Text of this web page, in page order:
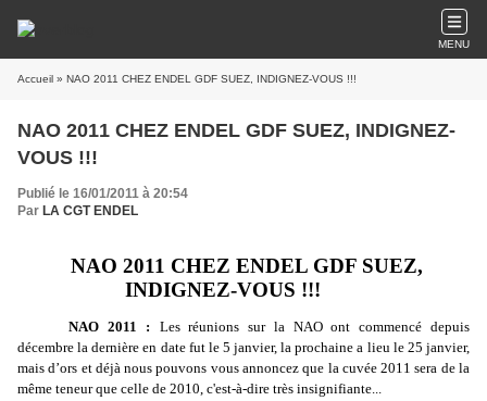
MENU
Accueil » NAO 2011 CHEZ ENDEL GDF SUEZ, INDIGNEZ-VOUS !!!
NAO 2011 CHEZ ENDEL GDF SUEZ, INDIGNEZ-
VOUS !!!
Publié le 16/01/2011 à 20:54
Par LA CGT ENDEL
NAO 2011 CHEZ ENDEL GDF SUEZ,
INDIGNEZ-VOUS !!!
NAO 2011 :
Les réunions sur la NAO ont commencé depuis
décembre la dernière en date fut le 5 janvier, la prochaine a lieu le 25 janvier,
mais d’ors et déjà nous pouvons vous annoncez que la cuvée 2011 sera de la
même teneur que celle de 2010, c'est-à-dire très insignifiante...